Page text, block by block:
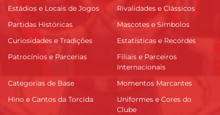
Estádios e Locais de Jogos
Rivalidades e Clássicos
Partidas Históricas
Mascotes e Símbolos
Curiosidades e Tradições
Estatísticas e Recordes
Patrocínios e Parcerias
Filiais e Parceiros
Internacionais
Categorias de Base
Momentos Marcantes
Hino e Cantos da Torcida
Uniformes e Cores do
Clube